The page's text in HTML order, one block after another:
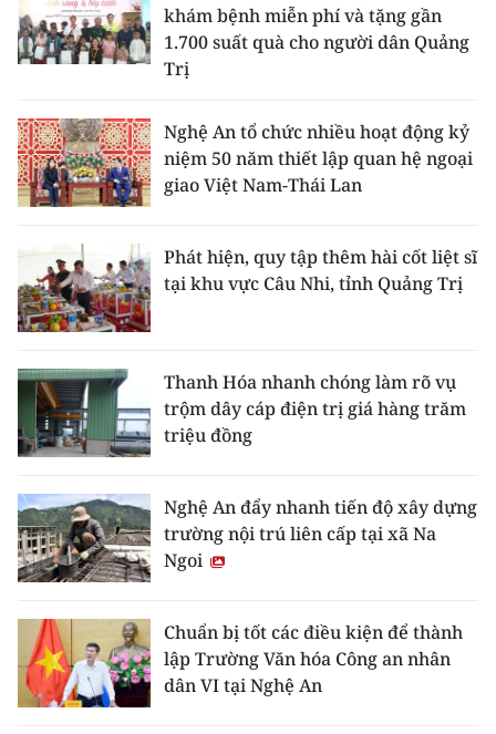
khám bệnh miễn phí và tặng gần
1.700 suất quà cho người dân Quảng
Trị
Nghệ An tổ chức nhiều hoạt động kỷ
niệm 50 năm thiết lập quan hệ ngoại
giao Việt Nam-Thái Lan
Phát hiện, quy tập thêm hài cốt liệt sĩ
tại khu vực Câu Nhi, tỉnh Quảng Trị
Thanh Hóa nhanh chóng làm rõ vụ
trộm dây cáp điện trị giá hàng trăm
triệu đồng
Nghệ An đẩy nhanh tiến độ xây dựng
trường nội trú liên cấp tại xã Na
Ngoi
Chuẩn bị tốt các điều kiện để thành
lập Trường Văn hóa Công an nhân
dân VI tại Nghệ An